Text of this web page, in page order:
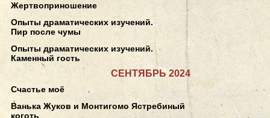
Жертвоприношение
Опыты драматических изучений.
Пир после чумы
Опыты драматических изучений.
Каменный гость
СЕНТЯБРЬ 2024
Счастье моё
Ванька Жуков и Монтигомо Ястребиный
коготь